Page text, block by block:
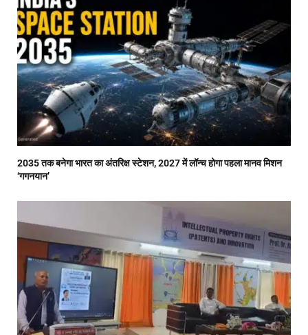
2035 तक बनेगा भारत का अंतरिक्ष स्टेशन, 2027 में लॉन्च होगा पहला मानव मिशन
‘गगनयान’